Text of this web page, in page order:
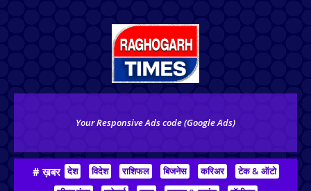
Your Responsive Ads code (Google Ads)
# ख़बर देश विदेश राशिफल बिजनेस करिअर
टेक & ऑटो